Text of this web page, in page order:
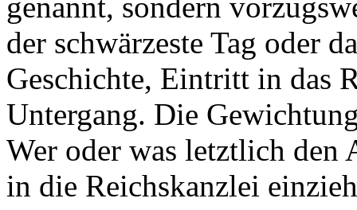
genannt, sondern
der schwärzeste Tag oder
Geschichte, Eintritt in das
Untergang. Die
Wer oder was letztlich den
in die Reichskanzlei